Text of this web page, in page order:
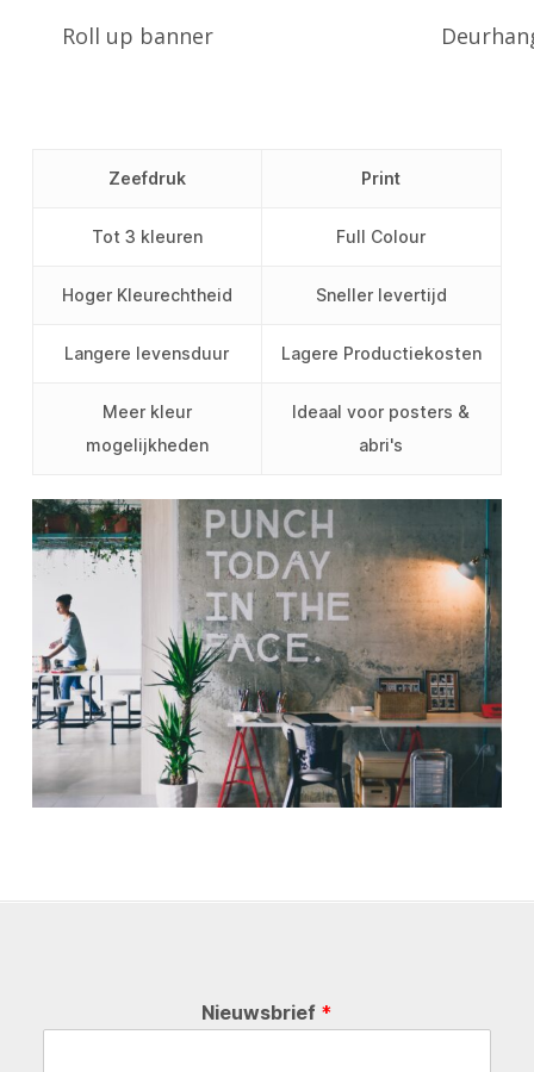
Roll up banner
Zeefdruk Print
Tot 3 kleuren Full Colour
Hoger Kleurechtheid Sneller levertijd
Langere levensduur Lagere Productiekosten
Meer kleur
mogelijkheden
Ideaal voor posters &
abri's
Nieuwsbrief *